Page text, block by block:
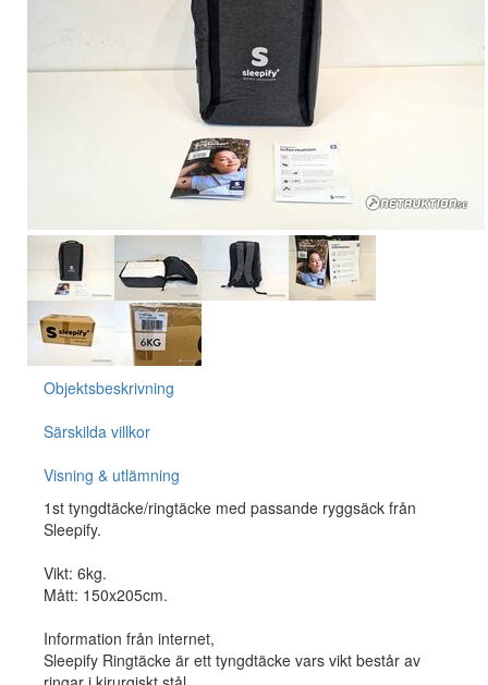
Objektsbeskrivning
Särskilda villkor
Visning & utlämning
1st tyngdtäcke/ringtäcke med passande ryggsäck från
Sleepify.
Vikt: 6kg.
Mått: 150x205cm.
Information från internet,
Sleepify Ringtäcke är ett tyngdtäcke vars vikt består av